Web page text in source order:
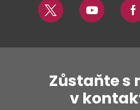
Twitter Youtube
Zůstaňte s
v